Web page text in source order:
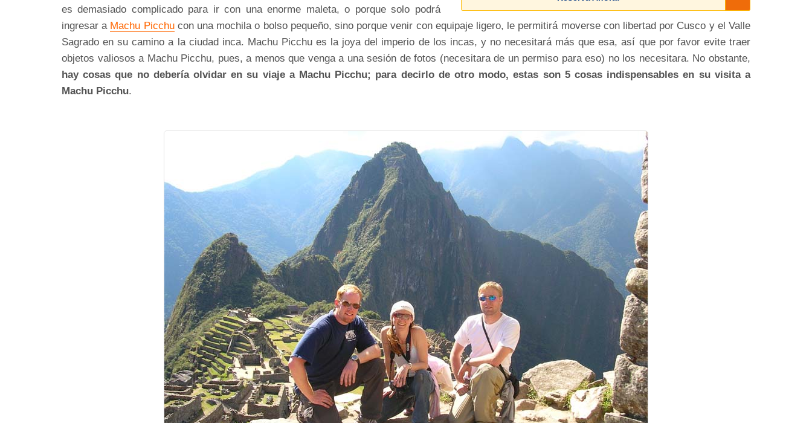
es demasiado complicado para ir con una enorme maleta, o porque solo podrá
ingresar a Machu Picchucon una mochila o bolso pequeño, sino porque venir con equipaje ligero, le permitirá moverse con libertad por Cusco y el Valle
Sagrado en su camino a la ciudad inca. Machu Picchu es la joya del imperio de los incas, y no necesitará más que esa, así que por favor evite traer
objetos valiosos a Machu Picchu, pues, a menos que venga a una sesión de fotos (necesitara de un permiso para eso) no los necesitara. No obstante,
hay cosas que no debería olvidar en su viaje a Machu Picchu; para decirlo de otro modo, estas son 5 cosas indispensables en su visita a
Machu Picchu.